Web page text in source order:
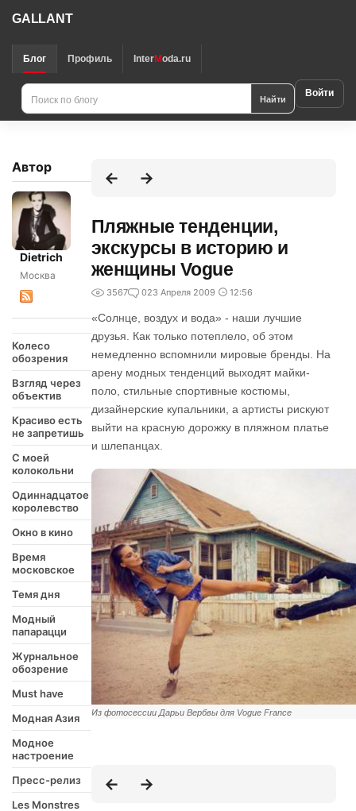
GALLANT
Блог Профиль InterModa.ru
Найти Войти
Автор
Dietrich
Москва
Колесо
обозрения
Взгляд через
объектив
Красиво есть
не запретишь
С моей
колокольни
Одиннадцатое
королевство
Окно в кино
Время
московское
Темя дня
Модный
папарацци
Журнальное
обозрение
Must have
Модная Азия
Модное
настроение
Пресс-релиз
Les Monstres
Пляжные тенденции,
экскурсы в историю и
женщины Vogue
3567 023 Апреля 2009 12:56
«Солнце, воздух и вода» - наши лучшие
друзья. Как только потеплело, об этом
немедленно вспомнили мировые бренды. На
арену модных тенденций выходят майки-
поло, стильные спортивные костюмы,
дизайнерские купальники, а артисты рискуют
выйти на красную дорожку в пляжном платье
и шлепанцах.
Из фотосессии Дарьи Вербвы для Vogue France